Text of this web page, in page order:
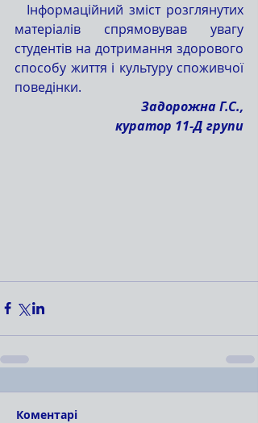
матеріалів спрямовував увагу
студентів на дотримання здорового
способу життя і культуру споживчої
поведінки.
Задорожна Г.С.,
куратор 11-Д групи
Коментарі